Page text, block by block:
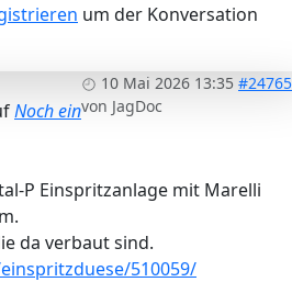
um der Konversation
10 Mai 2026 13:35 #24765
von JagDoc
Noch ein
P Einspritzanlage mit Marelli
da verbaut sind.
510059/